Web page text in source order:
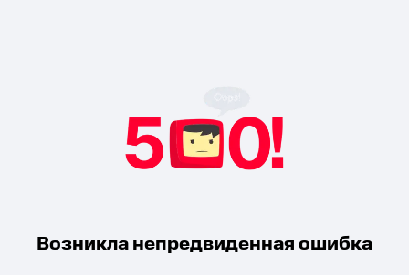
Возникла непредвиденная ошибка